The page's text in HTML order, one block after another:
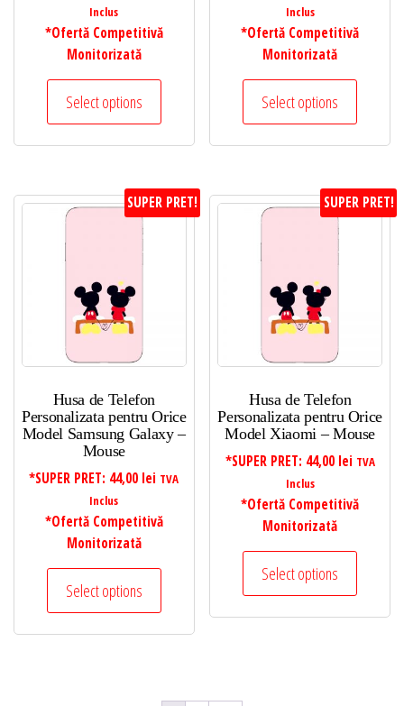
Inclus
*Ofertă Competitivă
Monitorizată
Select options
Inclus
*Ofertă Competitivă
Monitorizată
Select options
SUPER PRET!
Husa de Telefon
Personalizata pentru Orice
Model Samsung Galaxy –
Mouse
*SUPER PRET: 44,00 lei TVA
Inclus
*Ofertă Competitivă
Monitorizată
Select options
SUPER PRET!
Husa de Telefon
Personalizata pentru Orice
Model Xiaomi – Mouse
*SUPER PRET: 44,00 lei TVA
Inclus
*Ofertă Competitivă
Monitorizată
Select options